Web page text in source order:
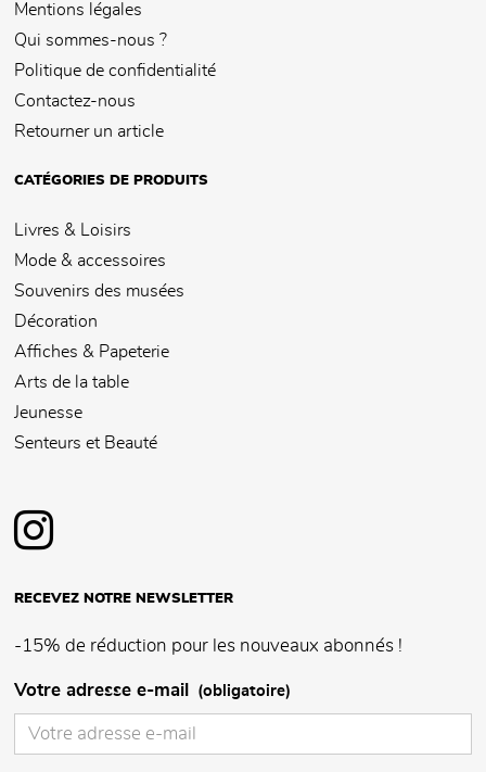
Mentions légales
Qui sommes-nous ?
Politique de confidentialité
Contactez-nous
Retourner un article
CATÉGORIES DE PRODUITS
Livres & Loisirs
Mode & accessoires
Souvenirs des musées
Décoration
Affiches & Papeterie
Arts de la table
Jeunesse
Senteurs et Beauté
RECEVEZ NOTRE NEWSLETTER
-15% de réduction pour les nouveaux abonnés !
Votre adresse e-mail (obligatoire)